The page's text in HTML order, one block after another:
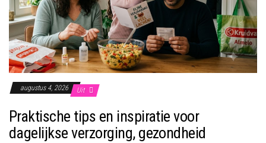
augustus 4, 2026 Uit
Praktische tips en inspiratie voor
dagelijkse verzorging, gezondheid